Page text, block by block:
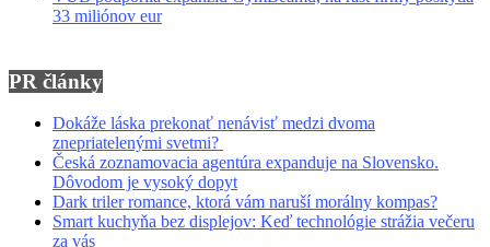
33 miliónov eur
PR články
Dokáže láska prekonať nenávisť medzi dvoma
znepriatelenými svetmi?
Česká zoznamovacia agentúra expanduje na Slovensko.
Dôvodom je vysoký dopyt
Dark triler romance, ktorá vám naruší morálny kompas?
Smart kuchyňa bez displejov: Keď technológie strážia večeru
za vás